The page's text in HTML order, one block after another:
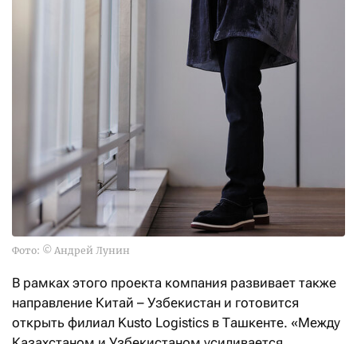
Фото: © Андрей Лунин
В рамках этого проекта компания развивает также
направление Китай – Узбекистан и готовится
открыть филиал Kusto Logistics в Ташкенте. «Между